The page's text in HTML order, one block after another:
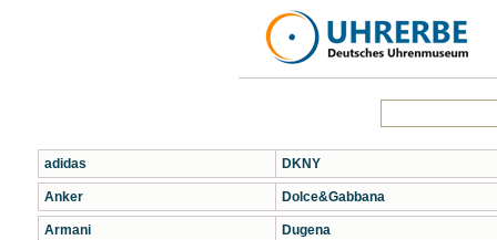
adidas
Anker
Armani
DKNY
Dolce&Gabbana
Dugena